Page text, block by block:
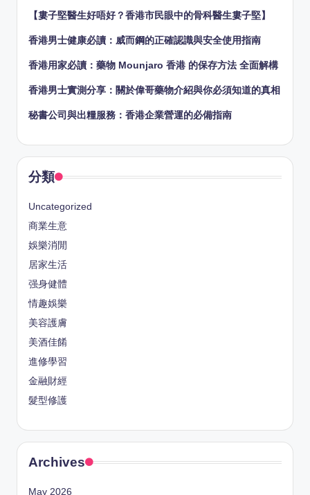
【婁子堅醫生好唔好？香港市民眼中的骨科醫生婁子堅】
香港男士健康必讀：威而鋼的正確認識與安全使用指南
香港用家必讀：藥物 Mounjaro 香港 的保存方法 全面解構
香港男士實測分享：關於偉哥藥物介紹與你必須知道的真相
秘書公司與出糧服務：香港企業營運的必備指南
分類
Uncategorized
商業生意
娛樂消閒
居家生活
强身健體
情趣娛樂
美容護膚
美酒佳餚
進修學習
金融財經
髮型修護
Archives
May 2026